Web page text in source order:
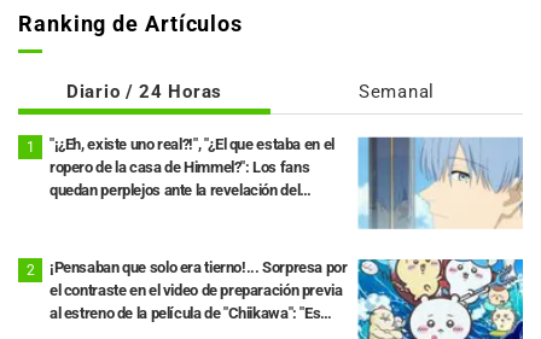
Ranking de Artículos
Diario / 24 Horas Semanal
"¡¿Eh, existe uno real?!", "¿El que estaba en el
ropero de la casa de Himmel?": Los fans
quedan perplejos ante la revelación del
viaje"
¡Pensaban que solo era tierno!... Sorpresa por
el contraste en el video de preparación previa
al estreno de la película de "Chiikawa": "Es